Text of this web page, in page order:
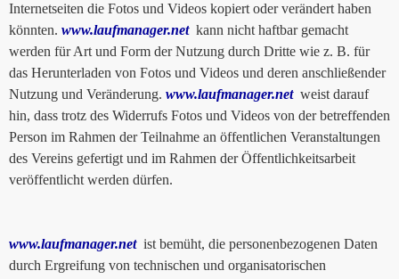
Internetseiten die Fotos und Videos kopiert oder verändert haben
könnten. www.laufmanager.netkann nicht haftbar gemacht
werden für Art und Form der Nutzung durch Dritte wie z. B. für
das Herunterladen von Fotos und Videos und deren anschließender
Nutzung und Veränderung. www.laufmanager.netweist darauf
hin, dass trotz des Widerrufs Fotos und Videos von der betreffenden
Person im Rahmen der Teilnahme an öffentlichen Veranstaltungen
des Vereins gefertigt und im Rahmen der Öffentlichkeitsarbeit
veröffentlicht werden dürfen.
www.laufmanager.netist bemüht, die personenbezogenen Daten
durch Ergreifung von technischen und organisatorischen